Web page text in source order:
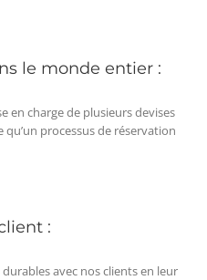
le monde entier :
en charge de plusieurs devises
processus de réservation
:
avec nos clients en leur